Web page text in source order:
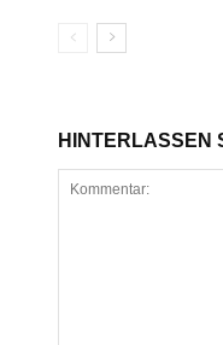
HINTERLASSEN